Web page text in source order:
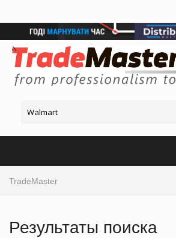
TradeMaster
Результаты поиска